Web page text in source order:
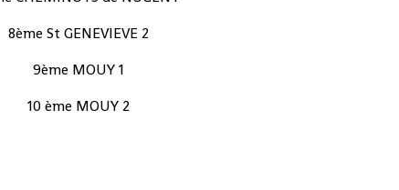
8ème St GENEVIEVE 2
9ème MOUY 1
10 ème MOUY 2